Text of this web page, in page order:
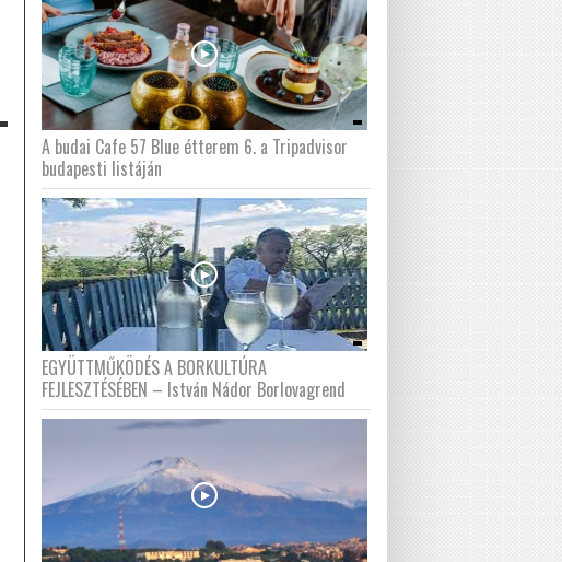
A budai Cafe 57 Blue étterem 6. a Tripadvisor
budapesti listáján
EGYÜTTMŰKÖDÉS A BORKULTÚRA
FEJLESZTÉSÉBEN – István Nádor Borlovagrend